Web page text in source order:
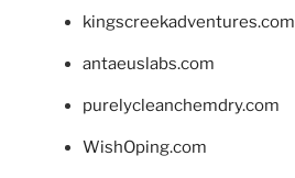
kingscreekadventures.com
antaeuslabs.com
purelycleanchemdry.com
WishOping.com